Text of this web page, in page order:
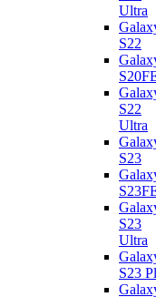
Ultra
S22
S22
Ultra
S23
S23
Ultra
S23